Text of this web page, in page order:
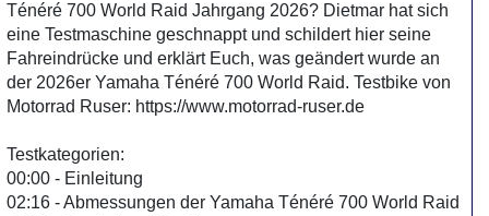
Ténéré 700 World Raid Jahrgang 2026? Dietmar hat sich
eine Testmaschine geschnappt und schildert hier seine
Fahreindrücke und erklärt Euch, was geändert wurde an
der 2026er Yamaha Ténéré 700 World Raid. Testbike von
Motorrad Ruser: https://www.motorrad-ruser.de
Testkategorien:
00:00 - Einleitung
02:16 - Abmessungen der Yamaha Ténéré 700 World Raid